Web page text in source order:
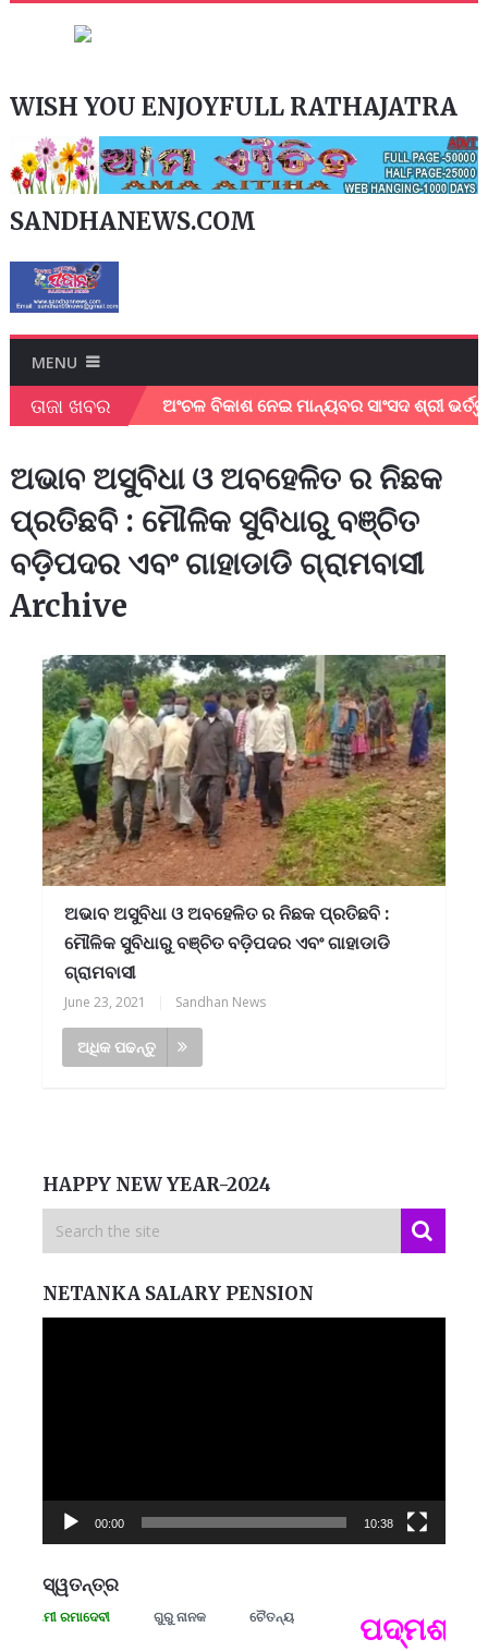
WISH YOU ENJOYFULL RATHAJATRA
SANDHANEWS.COM
MENU
ତାଜା ଖବର ଅଂଚଳ ବିକାଶ ନେଇ ମାନ୍ୟବର ସାଂସଦ ଶ୍ରୀ
ଅଭାବ ଅସୁବିଧା ଓ ଅବହେଳିତ ର ନିଛକ
ପ୍ରତିଛବି : ମୌଳିକ ସୁବିଧାରୁ ବଞ୍ଚିତ
ବଡ଼ିପଦର ଏବଂ ଗାହାଡାଡି ଗ୍ରାମବାସୀ
Archive
ଅଭାବ ଅସୁବିଧା ଓ ଅବହେଳିତ ର ନିଛକ ପ୍ରତିଛବି :
ମୌଳିକ ସୁବିଧାରୁ ବଞ୍ଚିତ ବଡ଼ିପଦର ଏବଂ ଗାହାଡାଡି
ଗ୍ରାମବାସୀ
June 23, 2021 Sandhan News
ଅଧିକ ପଢନ୍ତୁ
HAPPY NEW YEAR-2024
NETANKA SALARY PENSION
00:00 10:38
ସ୍ୱତନ୍ତ୍ର
ରମାଦେବୀ ଗୁରୁ ନାନକ ଚୈତନ୍ୟ ପଦ୍ମଶ୍ରୀ